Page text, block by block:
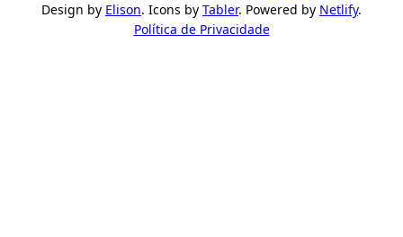
Design by Elison. Icons by Tabler. Powered by Netlify.
Política de Privacidade